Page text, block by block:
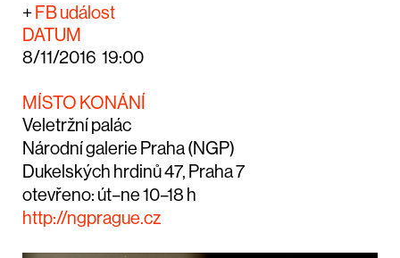
+ FB událost
DATUM
8/11/2016 19:00
MÍSTO KONÁNÍ
Veletržní palác
Národní galerie Praha (NGP)
Dukelských hrdinů 47, Praha 7
otevřeno: út–ne 10–18 h
http://ngprague.cz